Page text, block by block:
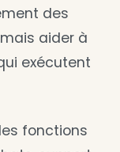
des
aider à
exécutent
fonctions